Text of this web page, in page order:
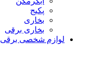
پکیج
بخاری
بخاری برقی
لوازم شخصی برقی